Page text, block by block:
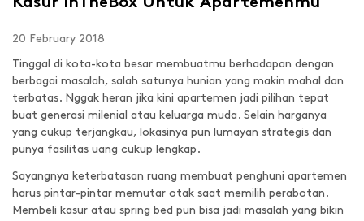
Kasur InTheBox Untuk Apartemenmu
20 February 2018
Tinggal di kota-kota besar membuatmu berhadapan dengan
berbagai masalah, salah satunya hunian yang makin mahal dan
terbatas. Nggak heran jika kini apartemen jadi pilihan tepat
buat generasi milenial atau keluarga muda. Selain harganya
yang cukup terjangkau, lokasinya pun lumayan strategis dan
punya fasilitas uang cukup lengkap.
Sayangnya keterbatasan ruang membuat penghuni apartemen
harus pintar-pintar memutar otak saat memilih perabotan.
Membeli kasur atau spring bed pun bisa jadi masalah yang bikin